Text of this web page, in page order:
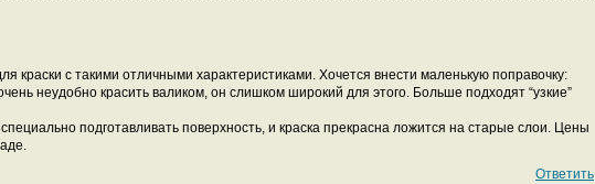
краски с такими отличными характеристиками. Хочется внести маленькую поправочку:
неудобно красить валиком, он слишком широкий для этого. Больше подходят “узкие”
подготавливать поверхность, и краска прекрасна ложится на старые слои. Цены
Ответить